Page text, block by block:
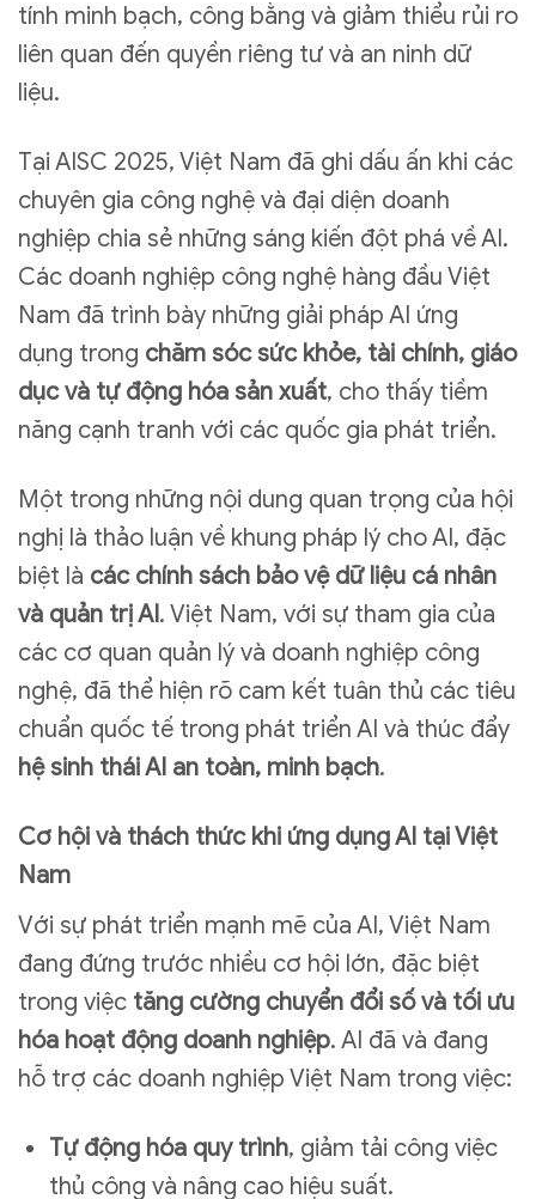
tính minh bạch, công bằng và giảm thiểu rủi ro
liên quan đến quyền riêng tư và an ninh dữ
liệu.
Tại AISC 2025, Việt Nam đã ghi dấu ấn khi các
chuyên gia công nghệ và đại diện doanh
nghiệp chia sẻ những sáng kiến đột phá về AI.
Các doanh nghiệp công nghệ hàng đầu Việt
Nam đã trình bày những giải pháp AI ứng
dụng trong chăm sóc sức khỏe, tài chính, giáo
dục và tự động hóa sản xuất, cho thấy tiềm
năng cạnh tranh với các quốc gia phát triển.
Một trong những nội dung quan trọng của hội
nghị là thảo luận về khung pháp lý cho AI, đặc
biệt là các chính sách bảo vệ dữ liệu cá nhân
và quản trị AI. Việt Nam, với sự tham gia của
các cơ quan quản lý và doanh nghiệp công
nghệ, đã thể hiện rõ cam kết tuân thủ các tiêu
chuẩn quốc tế trong phát triển AI và thúc đẩy
hệ sinh thái AI an toàn, minh bạch.
Cơ hội và thách thức khi ứng dụng AI tại Việt
Nam
Với sự phát triển mạnh mẽ của AI, Việt Nam
đang đứng trước nhiều cơ hội lớn, đặc biệt
trong việc tăng cường chuyển đổi số và tối ưu
hóa hoạt động doanh nghiệp. AI đã và đang
hỗ trợ các doanh nghiệp Việt Nam trong việc:
Tự động hóa quy trình, giảm tải công việc
thủ công và nâng cao hiệu suất.